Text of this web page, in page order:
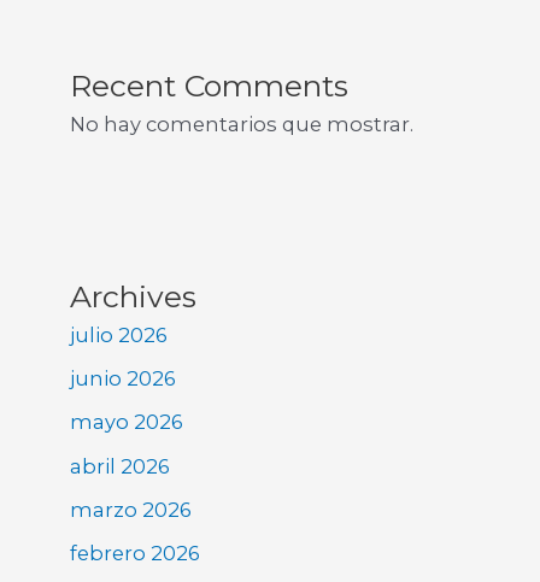
Recent Comments
No hay comentarios que mostrar.
Archives
julio 2026
junio 2026
mayo 2026
abril 2026
marzo 2026
febrero 2026